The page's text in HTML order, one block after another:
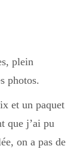
plein
photos.
et un paquet
que j’ai pu
on a pas de